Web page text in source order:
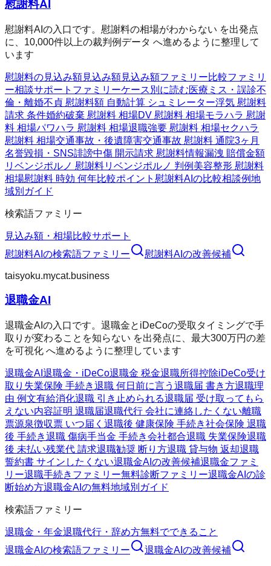
慰謝料AI
慰謝料AIの入口です。慰謝料の相場がわからない を出発点
に、10,000件以上の裁判例データ へ進めるように整理して
います
慰謝料の見込み額見込み額見込み額ファミリー比較ファミリ
ー相談サポートファミリーケース別に読む医療ミス・誤診不
倫・離婚不貞 慰謝料額 自動計算 シュミレーター浮気 慰謝料
請求 条件婚約破棄 慰謝料 相場DV 慰謝料 相場モラハラ 慰謝
料 相場パワハラ 慰謝料 相場退職強要 慰謝料 相場セクハラ
慰謝料 相場交通事故・後遺障害交通事故 慰謝料 通院3ヶ月
名誉毀損・SNS誹謗中傷 開示請求 慰謝料情報漏洩 賠償金額
リベンジポルノ 慰謝料リベンジポルノ 判例 美容整形 慰謝料
相場慰謝料 時効 何年比較ポイント 慰謝料AIの比較相談例地
域別ガイド
検索語ファミリー
見込み額・相場比較サポート
慰謝料AI の検索語ファミリー 慰謝料AI の改善候補
taisyoku.mycat.business
退職金AI
退職金AIの入口です。退職金とiDeCoの受取タイミングで手
取りが変わることを知らない を出発点に、最大300万円の差
を可視化 へ進めるように整理しています
退職金AI 退職金・iDeCo退職金 税金退職所得控除iDeCo受け
取り 失業保険 手続き退職 何日前に言う 退職届 書き方退職理
由 例文有給消化退職 引き止められる退職届 受け取ってもら
えない内容証明 退職届退職代行 会社に連絡したくない離職
票源泉徴収票 いつ届く 退職後 健康保険 手続き社会保険 退職
後 手続き退職 傷病手当金 手続き会社都合退職 失業保険退職
後 未払い残業代 請求退職勧奨 断り方退職 貸与物 返却退職
誓約書 サインしたくない退職金AIの改善候補退職金ファミ
リー退職手続きファミリー無料診断ファミリー退職金AIの診
断始め方退職金AIの無料地域別ガイド
検索語ファミリー
退職金・年金退職代行・辞め方無料でできること
退職金AI の検索語ファミリー 退職金AI の改善候補